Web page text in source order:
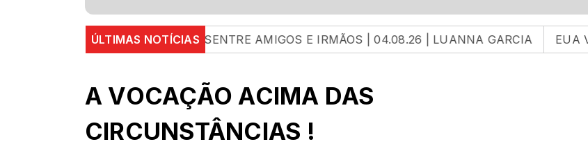
ÚLTIMAS NOTÍCIAS
AMIGOS E IRMÃOSENTRE AMIGOS E IRMÃOS | 04.08.26 | LUANNA GARCIA EUA Vão Atacar
A VOCAÇÃO ACIMA DAS
CIRCUNSTÂNCIAS !